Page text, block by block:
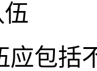
应包括